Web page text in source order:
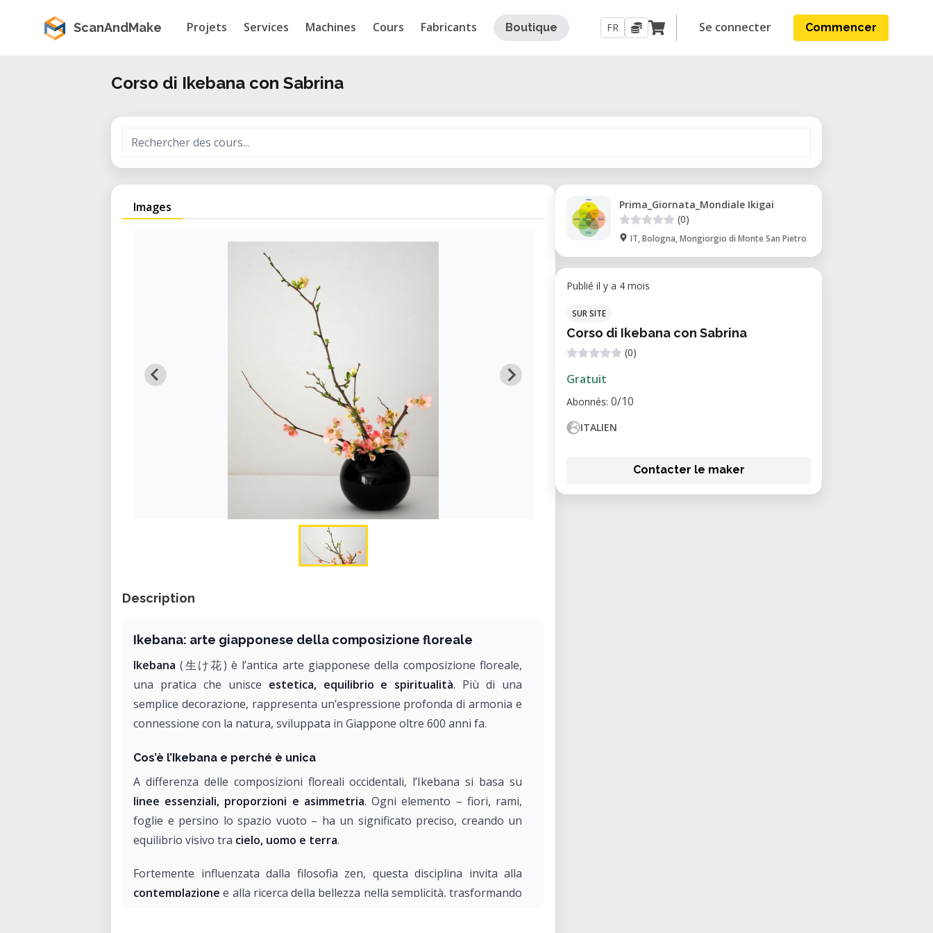
ScanAndMake Projets Services Machines Cours Fabricants Boutique FR Se connecter Commencer
Corso di Ikebana con Sabrina
Images
Description
Ikebana: arte giapponese della composizione floreale
Ikebana (生け花) è l’antica arte giapponese della composizione floreale,
una pratica che unisce estetica, equilibrio e spiritualità. Più di una
semplice decorazione, rappresenta un’espressione profonda di armonia e
connessione con la natura, sviluppata in Giappone oltre 600 anni fa.
Cos’è l’Ikebana e perché è unica
A differenza delle composizioni floreali occidentali, l’Ikebana si basa su
linee essenziali, proporzioni e asimmetria. Ogni elemento – fiori, rami,
foglie e persino lo spazio vuoto – ha un significato preciso, creando un
equilibrio visivo tra cielo, uomo e terra.
Fortemente influenzata dalla filosofia zen, questa disciplina invita alla
contemplazione e alla ricerca della bellezza nella semplicità, trasformando
Prima_Giornata_Mondiale Ikigai
(0)
IT, Bologna, Mongiorgio di Monte San Pietro
Publié il y a 4 mois
SUR SITE
Corso di Ikebana con Sabrina
(0)
Gratuit
Abonnés: 0/10
ITALIEN
Contacter le maker